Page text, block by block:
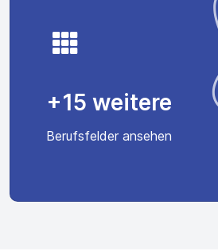
+15 weitere
Berufsfelder ansehen